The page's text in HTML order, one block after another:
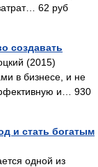
62 руб
создавать
(2015)
в бизнесе, и не
и… 930
и стать богатым
одной из